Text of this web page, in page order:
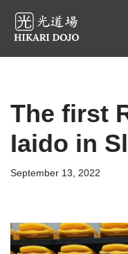
Preskočiť
na
The first
Iaido in
September 13, 2022